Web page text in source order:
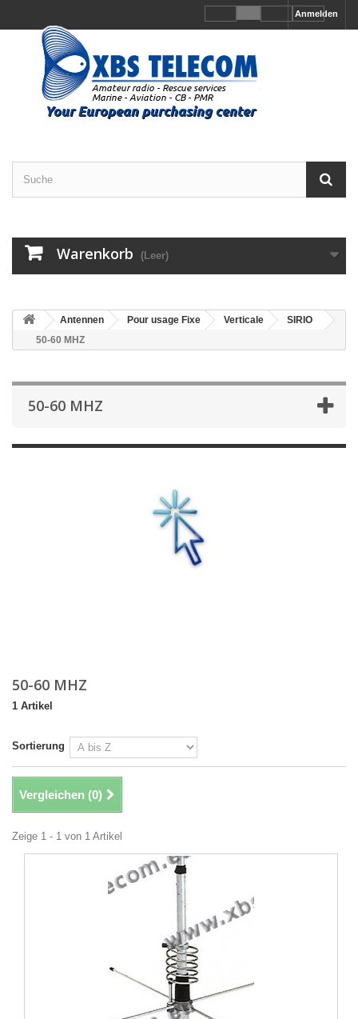
Anmelden
Warenkorb (Leer)
Antennen Pour usage Fixe Verticale
SIRIO
50-60 MHZ
50-60 MHZ
50-60 MHZ
1 Artikel
Sortierung
Vergleichen (0)
Zeige 1 - 1 von 1 Artikel